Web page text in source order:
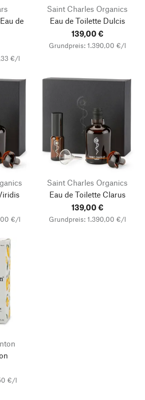
de
€/l
Saint Charles Organics
Eau de Toilette Dulcis
139,00 €
Grundpreis: 1.390,00 €/l
€/l
Saint Charles Organics
Eau de Toilette Clarus
139,00 €
Grundpreis: 1.390,00 €/l
€/l